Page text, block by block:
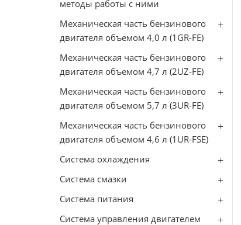
методы работы с ними
Механическая часть бензинового
двигателя объемом 4,0 л (1GR-FE)
Механическая часть бензинового
двигателя объемом 4,7 л (2UZ-FE)
Механическая часть бензинового
двигателя объемом 5,7 л (3UR-FE)
Механическая часть бензинового
двигателя объемом 4,6 л (1UR-FSE)
Система охлаждения
Система смазки
Система питания
Система управления двигателем